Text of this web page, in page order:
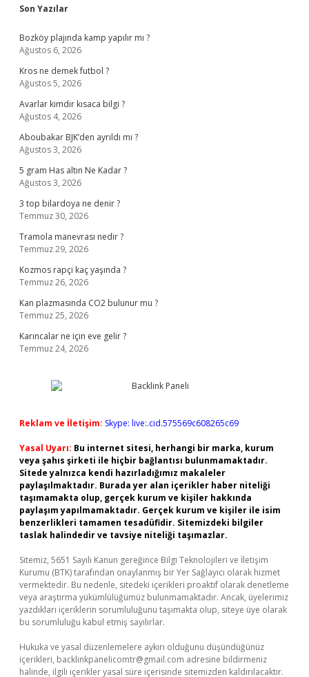
Sidebar
Son Yazılar
Bozköy plajında kamp yapılır mı ?
Ağustos 6, 2026
Kros ne demek futbol ?
Ağustos 5, 2026
Avarlar kimdir kısaca bilgi ?
Ağustos 4, 2026
Aboubakar BJK’den ayrıldı mı ?
Ağustos 3, 2026
5 gram Has altın Ne Kadar ?
Ağustos 3, 2026
3 top bilardoya ne denir ?
Temmuz 30, 2026
Tramola manevrası nedir ?
Temmuz 29, 2026
Kozmos rapçi kaç yaşında ?
Temmuz 26, 2026
Kan plazmasında CO2 bulunur mu ?
Temmuz 25, 2026
Karıncalar ne için eve gelir ?
Temmuz 24, 2026
Reklam ve İletişim: Skype: live:.cid.575569c608265c69
Yasal Uyarı: Bu internet sitesi, herhangi bir marka, kurum
veya şahıs şirketi ile hiçbir bağlantısı bulunmamaktadır.
Sitede yalnızca kendi hazırladığımız makaleler
paylaşılmaktadır. Burada yer alan içerikler haber niteliği
taşımamakta olup, gerçek kurum ve kişiler hakkında
paylaşım yapılmamaktadır. Gerçek kurum ve kişiler ile isim
benzerlikleri tamamen tesadüfidir. Sitemizdeki bilgiler
taslak halindedir ve tavsiye niteliği taşımazlar.
Sitemiz, 5651 Sayılı Kanun gereğince Bilgi Teknolojileri ve İletişim
Kurumu (BTK) tarafından onaylanmış bir Yer Sağlayıcı olarak hizmet
vermektedir. Bu nedenle, sitedeki içerikleri proaktif olarak denetleme
veya araştırma yükümlülüğümüz bulunmamaktadır. Ancak, üyelerimiz
yazdıkları içeriklerin sorumluluğunu taşımakta olup, siteye üye olarak
bu sorumluluğu kabul etmiş sayılırlar.
Hukuka ve yasal düzenlemelere aykırı olduğunu düşündüğünüz
içerikleri, backlinkpanelicomtr@gmail.com adresine bildirmeniz
halinde, ilgili içerikler yasal süre içerisinde sitemizden kaldırılacaktır.